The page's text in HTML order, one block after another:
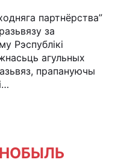
партнёрства”
за
Рэспублікі
агульных
прапануючы